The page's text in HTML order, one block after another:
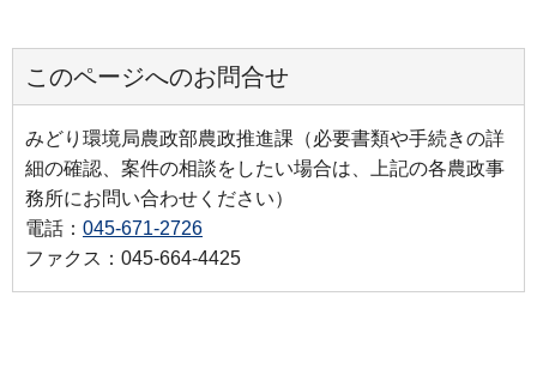
このページへのお問合せ
みどり環境局農政部農政推進課（必要書類や手続きの詳
細の確認、案件の相談をしたい場合は、上記の各農政事
務所にお問い合わせください）
電話： 045-671-2726
ファクス：045-664-4425